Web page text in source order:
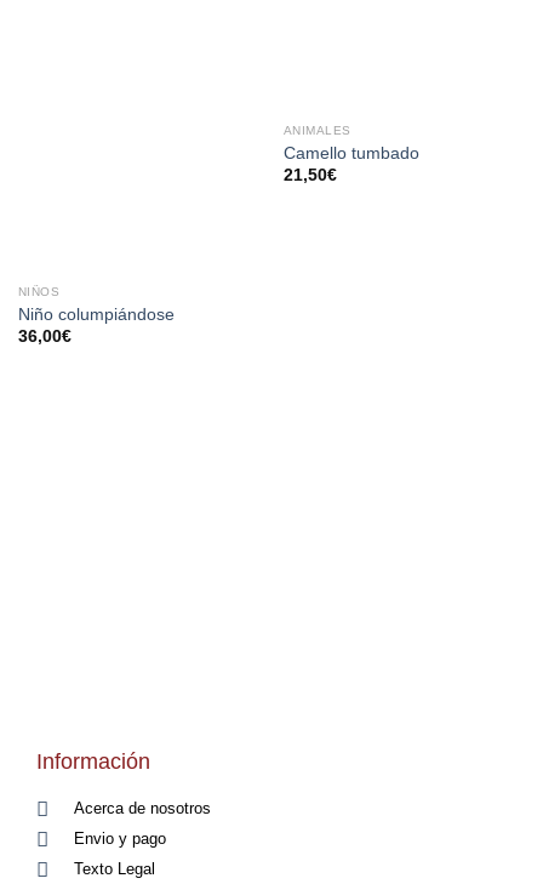
NIÑOS
Niño columpiándose
36,00€
ANIMALES
Camello tumbado
21,50€
Información
Acerca de nosotros
Envio y pago
Texto Legal